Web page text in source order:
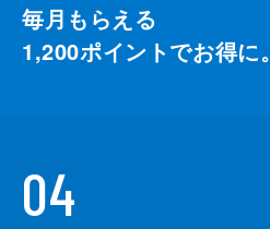
毎月もらえる
1,200ポイントでお得に。
04